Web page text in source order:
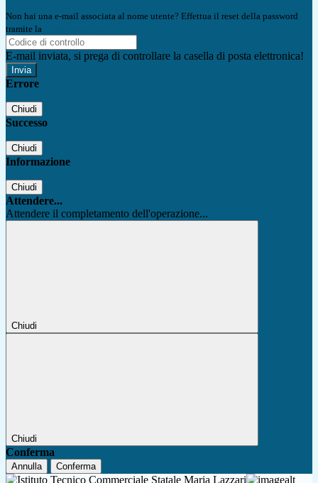
Non hai una e-mail associata al nome utente? Effettua il reset della password
tramite la
E-mail inviata, si prega di controllare la casella di posta elettronica!
Errore
Chiudi
Successo
Chiudi
Informazione
Chiudi
Attendere...
Attendere il completamento dell'operazione...
Chiudi
Chiudi
Conferma
Annulla Conferma